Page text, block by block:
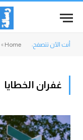
أنت الآن تتصفح: Home
»
غفران الخطايا